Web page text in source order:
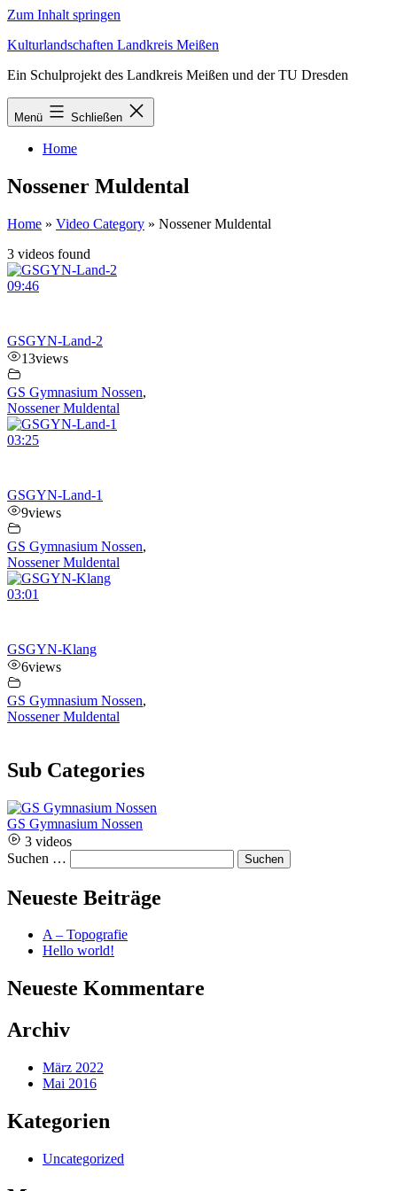
Zum Inhalt springen
Kulturlandschaften Landkreis Meißen
Ein Schulprojekt des Landkreis Meißen und der TU Dresden
Menü Schließen
Home
Nossener Muldental
Home » Video Category » Nossener Muldental
3 videos found
09:46
GSGYN-Land-2
13views
GS Gymnasium Nossen,
Nossener Muldental
03:25
GSGYN-Land-1
9views
GS Gymnasium Nossen,
Nossener Muldental
03:01
GSGYN-Klang
6views
GS Gymnasium Nossen,
Nossener Muldental
Sub Categories
GS Gymnasium Nossen
3 videos
Suchen …
Neueste Beiträge
A – Topografie
Hello world!
Neueste Kommentare
Archiv
März 2022
Mai 2016
Kategorien
Uncategorized